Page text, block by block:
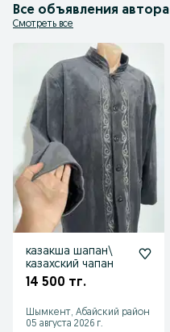
Все объявления автора
Смотреть все
казакша шапан\
казахский чапан
14 500 тг.
Шымкент, Абайский район
05 августа 2026 г.